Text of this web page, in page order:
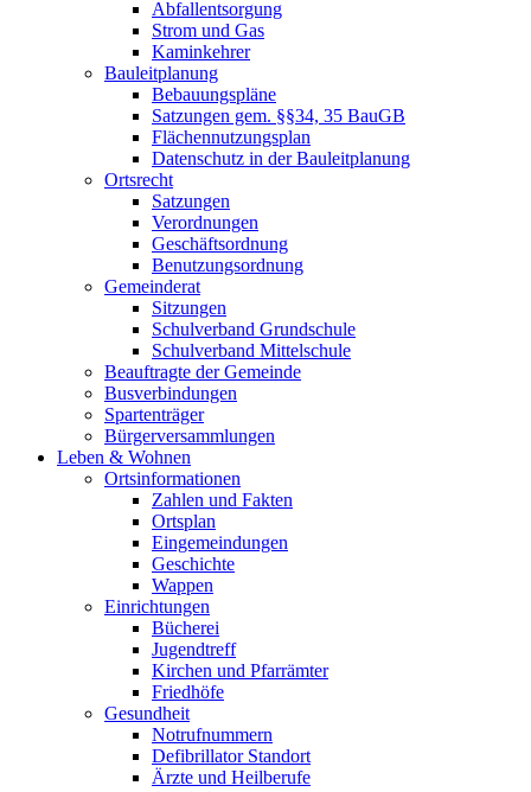
Abfallentsorgung
Strom und Gas
Kaminkehrer
Bauleitplanung
Bebauungspläne
Satzungen gem. §§34, 35 BauGB
Flächennutzungsplan
Datenschutz in der Bauleitplanung
Ortsrecht
Satzungen
Verordnungen
Geschäftsordnung
Benutzungsordnung
Gemeinderat
Sitzungen
Schulverband Grundschule
Schulverband Mittelschule
Beauftragte der Gemeinde
Busverbindungen
Spartenträger
Bürgerversammlungen
Leben & Wohnen
Ortsinformationen
Zahlen und Fakten
Ortsplan
Eingemeindungen
Geschichte
Wappen
Einrichtungen
Bücherei
Jugendtreff
Kirchen und Pfarrämter
Friedhöfe
Gesundheit
Notrufnummern
Defibrillator Standort
Ärzte und Heilberufe